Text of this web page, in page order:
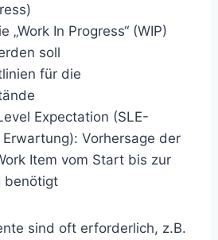
„Work In Progress“ (WIP)
soll
für die
Expectation (SLE-
Vorhersage der
Item vom Start bis zur
benötigt
sind oft erforderlich, z.B.